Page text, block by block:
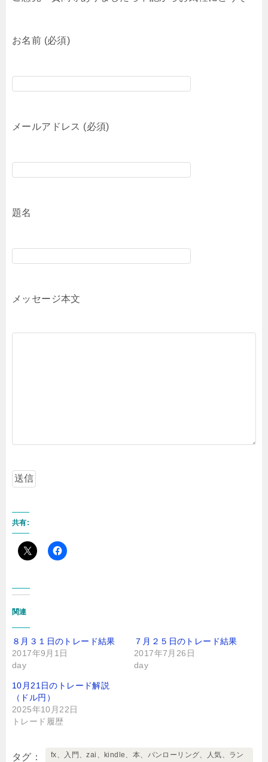
お名前 (必須)
メールアドレス (必須)
題名
メッセージ本文
共有:
関連
８月３１日のトレード結果
2017年9月1日
day
７月２５日のトレード結果
2017年7月26日
day
10月21日のトレード解説
（ドル円）
2025年10月22日
トレード履歴
タグ
fx、入門、zai、kindle、本、パンローリング、人気、ラン